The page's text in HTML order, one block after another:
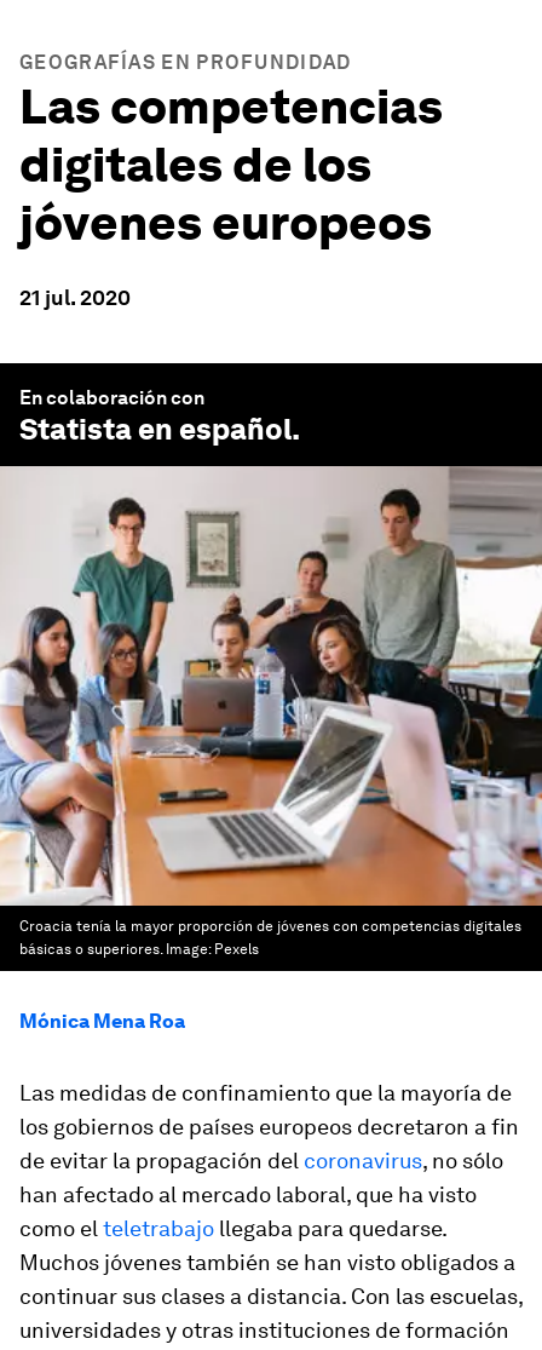
GEOGRAFÍAS EN PROFUNDIDAD
Las competencias
digitales de los
jóvenes europeos
21 jul. 2020
En colaboración con
Statista en español.
Croacia tenía la mayor proporción de jóvenes con competencias digitales
básicas o superiores. Image: Pexels
Mónica Mena Roa
Las medidas de confinamiento que la mayoría de
los gobiernos de países europeos decretaron a fin
de evitar la propagación del coronavirus, no sólo
han afectado al mercado laboral, que ha visto
como el teletrabajo llegaba para quedarse.
Muchos jóvenes también se han visto obligados a
continuar sus clases a distancia. Con las escuelas,
universidades y otras instituciones de formación